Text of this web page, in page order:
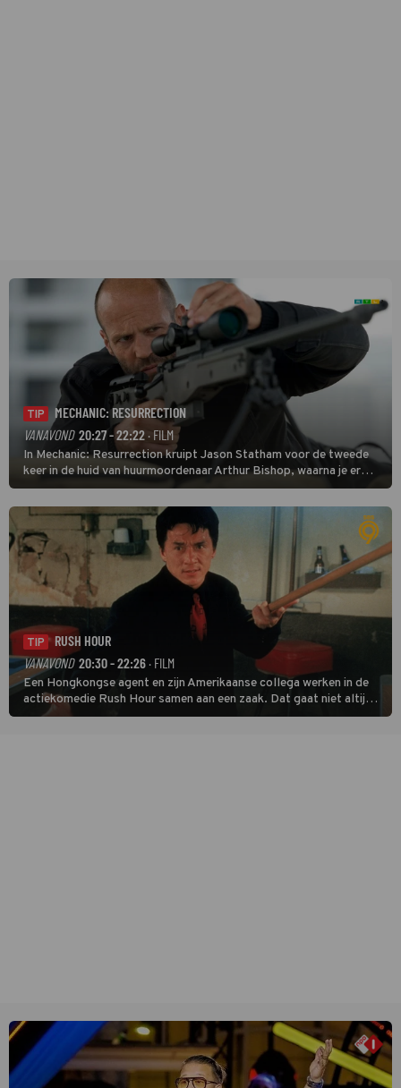
TIP
MECHANIC: RESURRECTION
VANAVOND 20:27 - 22:22· FILM
In Mechanic: Resurrection kruipt Jason Statham voor de tweede
keer in de huid van huurmoordenaar Arthur Bishop, waarna je er
donder op kunt zeggen dat er van Bishops geplande pensioen niet
veel terechtkomt.
TIP
RUSH HOUR
VANAVOND 20:30 - 22:26 · FILM
Een Hongkongse agent en zijn Amerikaanse collega werken in de
actiekomedie Rush Hour samen aan een zaak. Dat gaat niet altijd
van een leien dakje.